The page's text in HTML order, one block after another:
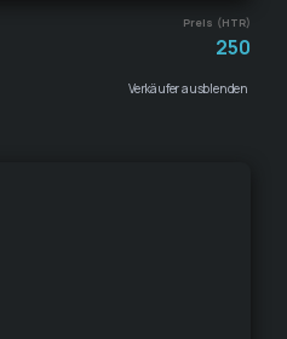
Preis (HTR)
250
Verkäufer ausblenden